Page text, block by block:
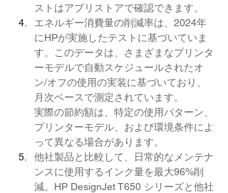
ストはアプリストアで確認できます。
エネルギー消費量の削減率は、2024年
にHPが実施したテストに基づいていま
す。このデータは、さまざまなプリンタ
ーモデルで自動スケジュールされたオ
ン/オフの使用の実装に基づいており、
月次ベースで測定されています。
実際の節約額は、特定の使用パターン、
プリンターモデル、および環境条件によ
って異なる場合があります。
他社製品と比較して、日常的なメンテナ
ンスに使用するインク量を最大96%削
減。HP DesignJet T650 シリーズと他社